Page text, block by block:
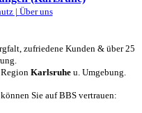
| Über uns
zufriedene Kunden & über 25
Karlsruhe u. Umgebung.
können Sie auf BBS vertrauen: